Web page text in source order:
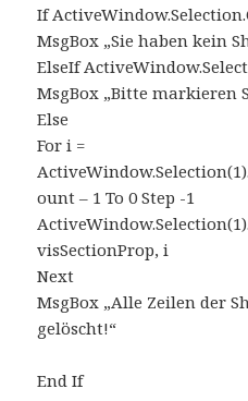
If
MsgBox „Sie haben kein
ElseIf
MsgBox „Bitte markieren
Else
For i =
ount – 1 To 0 Step -1
visSectionProp, i
Next
MsgBox „Alle Zeilen der
gelöscht!“
End If